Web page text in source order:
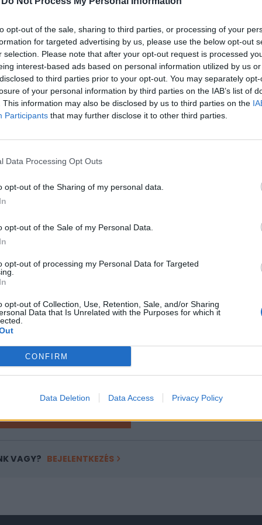
opt-out of the sale, sharing to third parties, or processing of your
for targeted advertising by us, please use the below opt-out
selection. Please note that after your opt-out request is processed
interest-based ads based on personal information utilized by us
to third parties prior to your opt-out. You may separately
of your personal information by third parties on the IAB’s list of
This information may also be disclosed by us to third parties on the
Participants that may further disclose it to other third parties.
Data Processing Opt Outs
opt-out of the Sharing of my personal data.
opt-out of the Sale of my Personal Data.
opt-out of processing my Personal Data for Targeted
opt-out of Collection, Use, Retention, Sale, and/or Sharing
Data that Is Unrelated with the Purposes for which it
CONFIRM
Data Deletion Data Access Privacy Policy
fejlemények továbbra is jelentősen befolyásolják
Donald Trump újabb fenyegetéseket intézett az
az óra Irán számára, és semmi nem fog belőlük
A gond csak az, hogy a két fél közötti
érdemi előrelépés. A tőzsdéken közben romlani
miatt, Ázsiában határozott esést lehetett látni
Európában is gyengén kezdődött hét. Délután
indított el a memóriachip-ágazatban a
nyilatkozata, aki szerint a gyártók nem tudnak
által gerjesztett kereslettel.
Megosztás Vegyes zárás Amerikában Vegyesen zártak az
az S&P 500 eközben 0,1 százalékos mínuszban, a
zárta a napot. baha us 30 árfolyamának...
portfolio.hu hírarchívumához tartozik, melynek olvasása
cikkarchívum
VAGY? BEJELENTKEZÉS